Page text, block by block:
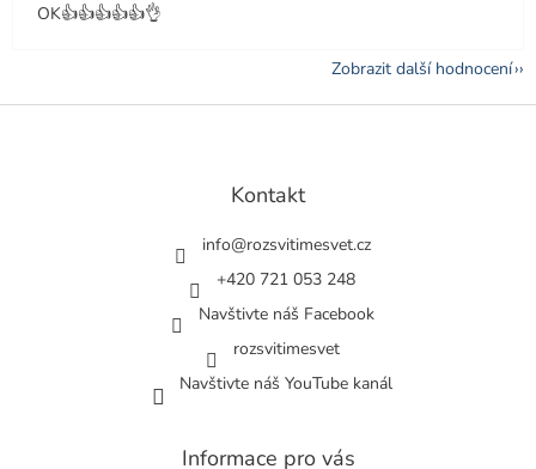
OK👍👍👍👍👍👌
Zobrazit další hodnocení
Z
Kontakt
info@rozsvitimesvet.cz
+420 721 053 248
Navštivte náš Facebook
rozsvitimesvet
Navštivte náš YouTube kanál
Informace pro vás